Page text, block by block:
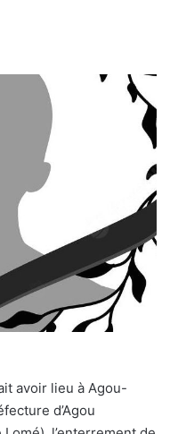
avoir lieu à Agou-
d’Agou